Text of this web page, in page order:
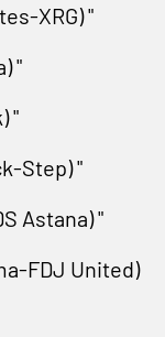
XRG) "
"
"
Step) "
Astana) "
FDJ United)